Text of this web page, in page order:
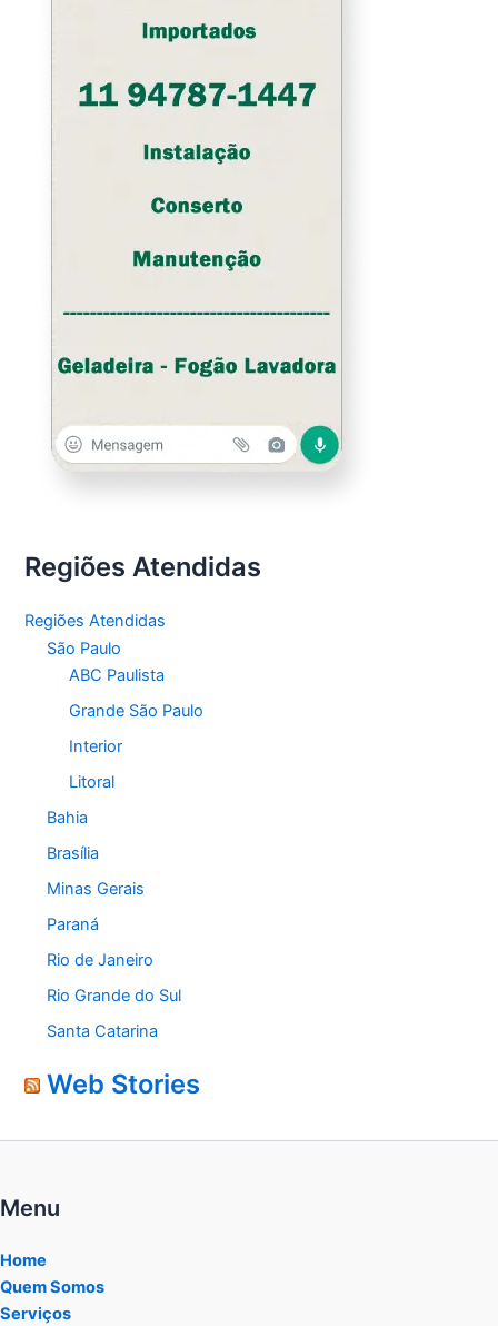
Regiões Atendidas
Regiões Atendidas
São Paulo
ABC Paulista
Grande São Paulo
Interior
Litoral
Bahia
Brasília
Minas Gerais
Paraná
Rio de Janeiro
Rio Grande do Sul
Santa Catarina
Web Stories
Menu
Home
Quem Somos
Serviços